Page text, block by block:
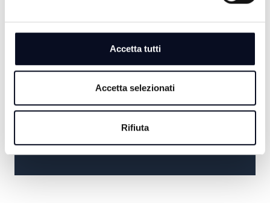
Accetta tutti
Accetta selezionati
Rifiuta
TG7
21:00
AGRILINEA
22:30